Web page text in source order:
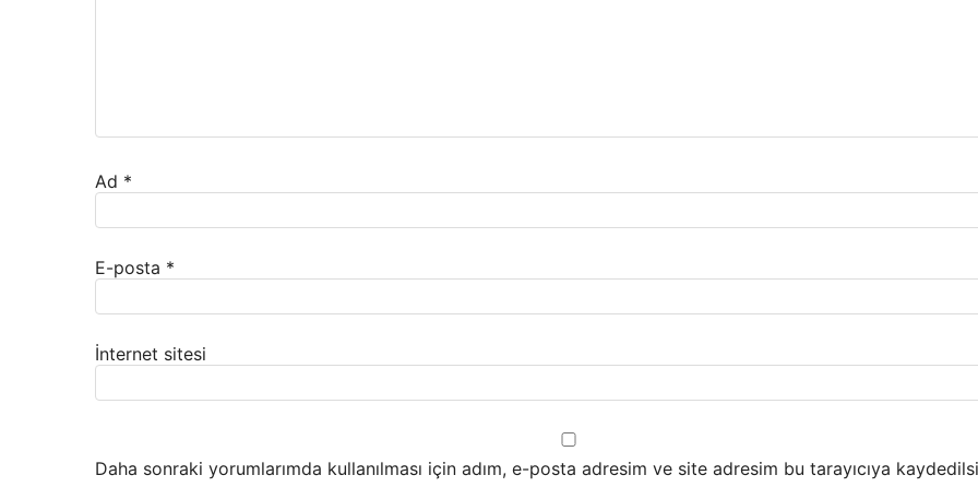
Ad *
E-posta *
İnternet sitesi
Daha sonraki yorumlarımda kullanılması için adım, e-posta adresim ve site adresim bu tarayıcıya